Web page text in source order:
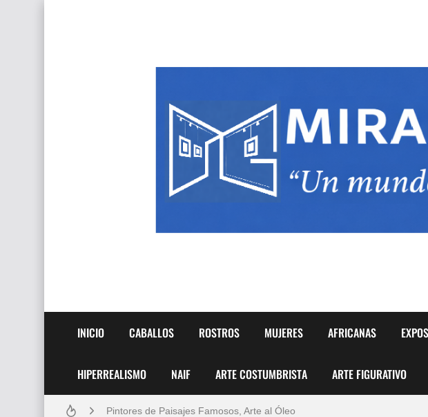
INICIO CABALLOS ROSTROS MUJERES AFRICANAS
HIPERREALISMO NAIF ARTE COSTUMBRISTA ARTE FIGURATIVO
Frutas y Flores Para Colorear Imágenes
Pintores de Paisajes Famosos, Arte al Óleo